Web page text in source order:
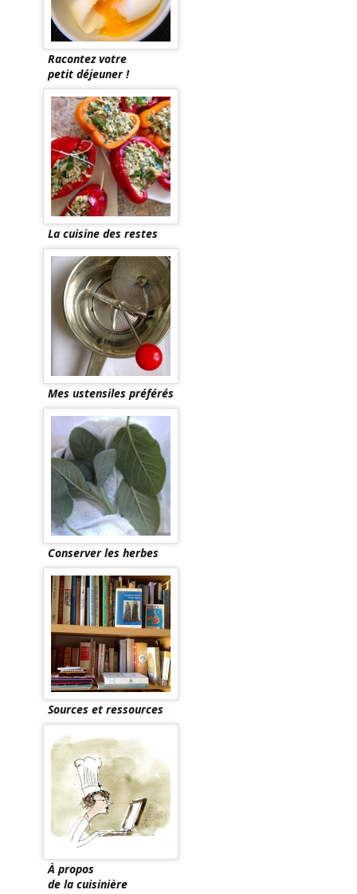
Racontez votre
petit déjeuner !
La cuisine des restes
Mes ustensiles préférés
Conserver les herbes
Sources et ressources
À propos
de la cuisinière